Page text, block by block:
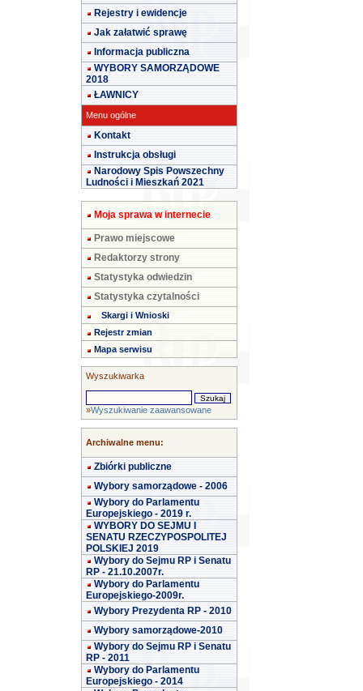
Rejestry i ewidencje
Jak załatwić sprawę
Informacja publiczna
WYBORY SAMORZĄDOWE
2018
ŁAWNICY
Menu ogólne
Kontakt
Instrukcja obsługi
Narodowy Spis Powszechny
Ludności i Mieszkań 2021
Moja sprawa w internecie
Prawo miejscowe
Redaktorzy strony
Statystyka odwiedzin
Statystyka czytalności
Skargi i Wnioski
Rejestr zmian
Mapa serwisu
Wyszukiwarka
»Wyszukiwanie zaawansowane
Archiwalne menu:
Zbiórki publiczne
Wybory samorządowe - 2006
Wybory do Parlamentu
Europejskiego - 2019 r.
WYBORY DO SEJMU I
SENATU RZECZYPOSPOLITEJ
POLSKIEJ 2019
Wybory do Sejmu RP i Senatu
RP - 21.10.2007r.
Wybory do Parlamentu
Europejskiego-2009r.
Wybory Prezydenta RP - 2010
Wybory samorządowe-2010
Wybory do Sejmu RP i Senatu
RP - 2011
Wybory do Parlamentu
Europejskiego - 2014